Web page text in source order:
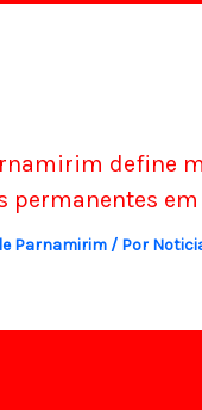
define
permanentes
Parnamirim/ Por